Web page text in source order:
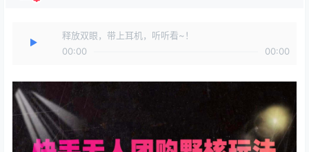
释放双眼，带上耳机，听听看~！
00:00
00:00